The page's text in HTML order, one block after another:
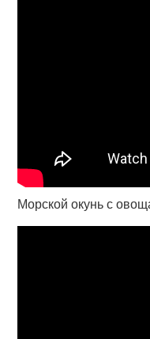
Морской окунь с